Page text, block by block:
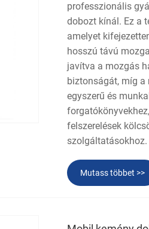
professzionális
dobozt kínál. Ez a
amelyet
hosszú távú
javítva a mozgás
biztonságát, míg a
egyszerű és
felszerelések
szolgáltatásokhoz.
Mutass többet >>